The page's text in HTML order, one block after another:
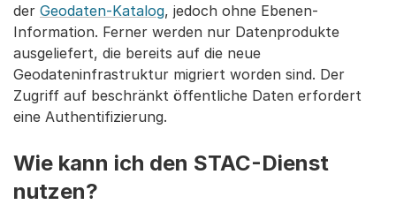
der Geodaten-Katalog, jedoch ohne Ebenen-
Information. Ferner werden nur Datenprodukte
ausgeliefert, die bereits auf die neue
Geodateninfrastruktur migriert worden sind. Der
Zugriff auf beschränkt öffentliche Daten erfordert
eine Authentifizierung.
Wie kann ich den STAC-Dienst
nutzen?